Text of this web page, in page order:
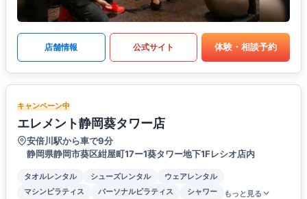
店舗情報 公式サイト 体験・相談予約
キャンペーン中
エレメント静岡葵タワー店
安倍川駅から車で9分
静岡県静岡市葵区紺屋町17ー1葵タワー地下1Fレシオ店内
タオルレンタル シューズレンタル
ウェアレンタル
マシンピラティス
パーソナルピラティス シャワー もっと見る